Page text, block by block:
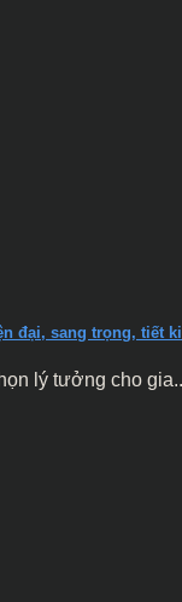
đại, sang trọng,
lý tưởng cho